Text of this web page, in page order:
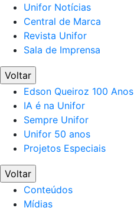
Unifor Notícias
Central de Marca
Revista Unifor
Sala de Imprensa
Voltar
Edson Queiroz 100 Anos
IA é na Unifor
Sempre Unifor
Unifor 50 anos
Projetos Especiais
Voltar
Conteúdos
Mídias